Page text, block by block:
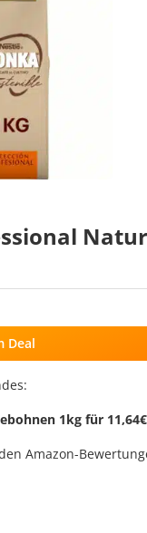
Deal
1kg für 11,64€
Amazon-